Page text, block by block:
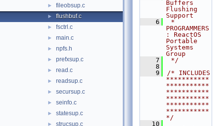
► fileobsup.c
► flushbuf.c
► fsctrl.c
► main.c
► npfs.h
► prefxsup.c
► read.c
► readsup.c
► secursup.c
► seinfo.c
► statesup.c
► strucsup.c
Buffers
Flushing
Support
    6
*
PROGRAMMERS
: ReactOS
Portable
Systems
Group
    7
*/
    8
    9
/* INCLUDES
***********
***********
***********
***********
***********
***********
*/
   10